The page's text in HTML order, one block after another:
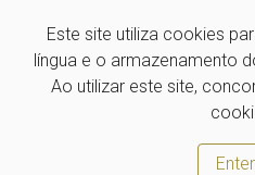
Este site utiliza cookies
língua e o armazenamento
Ao utilizar este site,